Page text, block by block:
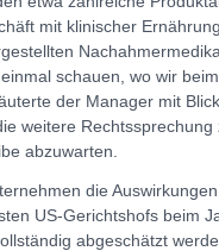
mit klinischer
schauen, wo wir
der Manager mit
weitere Rechtssprechung
abzuwarten.
die
US-Gerichtshofs beim
abgeschätzt